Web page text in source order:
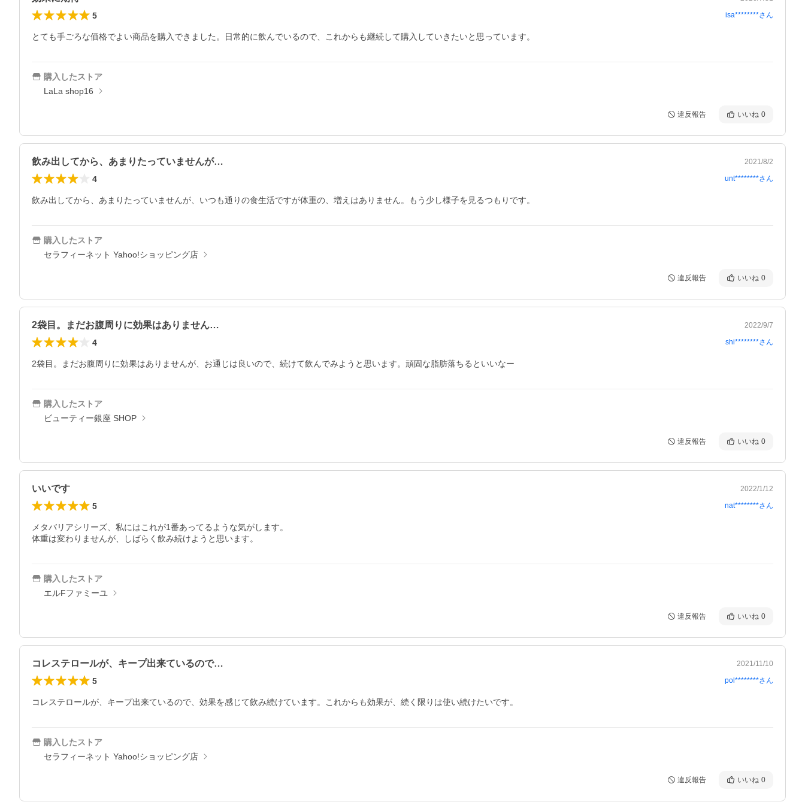
5 isa********さん
とても手ごろな価格でよい商品を購入できました。日常的に飲んでいるので、これからも継続して購入していきたいと思っています。
購入したストア
LaLa shop16
違反報告 いいね 0
飲み出してから、あまりたっていませんが… 2021/8/2
4 unt********さん
飲み出してから、あまりたっていませんが、いつも通りの食生活ですが体重の、増えはありません。もう少し様子を見るつもりです。
購入したストア
セラフィーネット Yahoo!ショッピング店
違反報告 いいね 0
2袋目。まだお腹周りに効果はありません… 2022/9/7
4 shi********さん
2袋目。まだお腹周りに効果はありませんが、お通じは良いので、続けて飲んでみようと思います。頑固な脂肪落ちるといいなー
購入したストア
ビューティー銀座 SHOP
違反報告 いいね 0
いいです 2022/1/12
5 nat********さん
メタバリアシリーズ、私にはこれが1番あってるような気がします。
体重は変わりませんが、しばらく飲み続けようと思います。
購入したストア
エルFファミーユ
違反報告 いいね 0
コレステロールが、キープ出来ているので… 2021/11/10
5 pol********さん
コレステロールが、キープ出来ているので、効果を感じて飲み続けています。これからも効果が、続く限りは使い続けたいです。
購入したストア
セラフィーネット Yahoo!ショッピング店
違反報告 いいね 0